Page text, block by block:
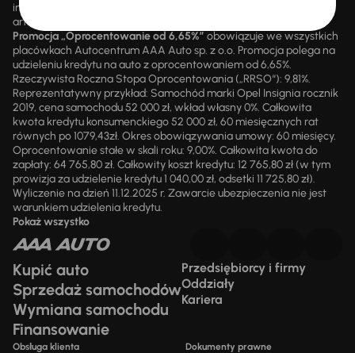
informacyjny i nie stanowią oferty ani zapewnienia w rozumieniu
art. 66 § 1 oraz art. 556 Kodeksu cywilnego.
Promocja „Oprocentowanie od 6,65%” obowiązuje we wszystkich
placówkach Autocentrum AAA Auto sp. z o.o. Promocja polega na
udzieleniu kredytu na auto z oprocentowaniem od 6,65%.
Rzeczywista Roczna Stopa Oprocentowania („RRSO“): 9,81%.
Reprezentatywny przykład: Samochód marki Opel Insignia rocznik
2019, cena samochodu 52 000 zł, wkład własny 0%. Całkowita
kwota kredytu konsumenckiego 52 000 zł, 60 miesięcznych rat
równych po 1079,43zł. Okres obowiązywania umowy: 60 miesięcy.
Oprocentowanie stałe w skali roku: 9,00%. Całkowita kwota do
zapłaty: 64 765,80 zł. Całkowity koszt kredytu: 12 765,80 zł (w tym
prowizja za udzielenie kredytu 1 040,00 zł, odsetki 11 725,80 zł).
Wyliczenie na dzień 11.12.2025 r. Zawarcie ubezpieczenia nie jest
warunkiem udzielenia kredytu.
Pokaż wszystko
Kupić auto
Sprzedaż samochodów
Wymiana samochodu
Finansowanie
Przedsiębiorcy i firmy
Oddziały
Kariera
Obsługa klienta Dokumenty prawne